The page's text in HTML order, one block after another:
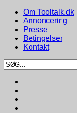
Om Tooltalk.dk
Annoncering
Presse
Betingelser
Kontakt